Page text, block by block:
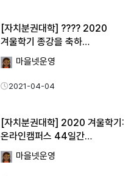
[자치분권대학] ???? 2020
겨울학기 종강을 축하…
마을넷운영
2021-04-04
[자치분권대학] 2020 겨울학기:
온라인캠퍼스 44일간…
마을넷운영